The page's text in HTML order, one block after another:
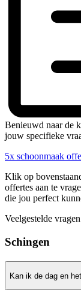
Benieuwd naar de
jouw specifieke
5x schoonmaak
Klik op
offertes aan te
die jou perfect
Veelgestelde
Schingen
Kan ik de dag en